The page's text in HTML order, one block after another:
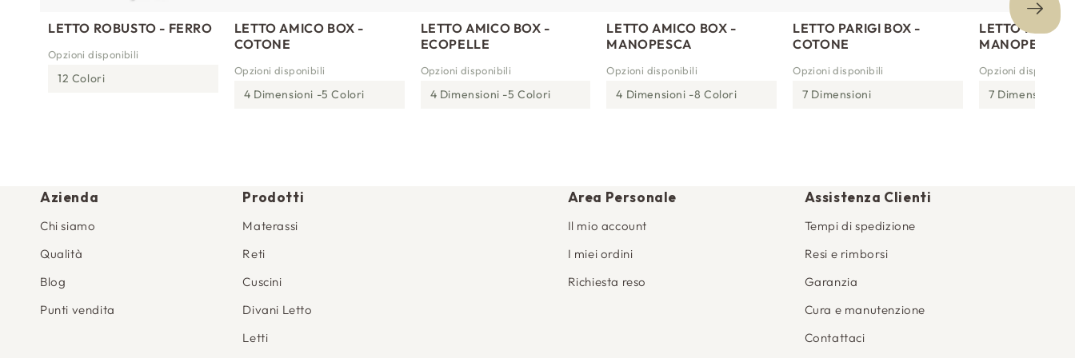
LETTO ROBUSTO - FERRO
Opzioni disponibili
12 Colori
LETTO AMICO BOX -
COTONE
Opzioni disponibili
4 Dimensioni 5 Colori
LETTO AMICO BOX -
ECOPELLE
Opzioni disponibili
4 Dimensioni 5 Colori
LETTO AMICO BOX -
MANOPESCA
Opzioni disponibili
4 Dimensioni 8 Colori
LETTO PARIGI BOX -
COTONE
Opzioni disponibili
7 Dimensioni
LETTO PARIGI
MANOPESCA
Opzioni disponibili
7 Dimensioni
Azienda
Chi siamo
Qualità
Blog
Punti vendita
Prodotti
Materassi
Reti
Cuscini
Divani Letto
Letti
Area Personale
Il mio account
I miei ordini
Richiesta reso
Assistenza Clienti
Tempi di spedizione
Resi e rimborsi
Garanzia
Cura e manutenzione
Contattaci